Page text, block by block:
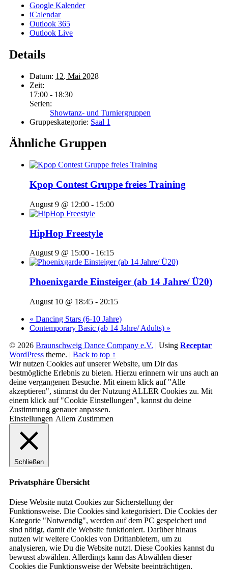
Google Kalender
iCalendar
Outlook 365
Outlook Live
Details
Datum: 12. Mai 2028
Zeit:
17:00 - 18:30
Serien:
Showtanz- und Turniergruppen
Gruppeskategorie: Saal 1
Ähnliche Gruppen
Kpop Contest Gruppe freies Training
August 9 @ 12:00 - 15:00
HipHop Freestyle
August 9 @ 15:00 - 16:15
Phoenixgarde Einsteiger (ab 14 Jahre/ Ü20)
August 10 @ 18:45 - 20:15
« Dancing Stars (6-10 Jahre)
Contemporary Basic (ab 14 Jahre/ Adults) »
© 2026 Braunschweig Dance Company e.V. | Using Receptar
WordPress theme. | Back to top ↑
Wir nutzen Cookies auf unserer Website, um Dir das
bestmögliche Erlebnis zu bieten. Hierzu erinnern wir uns auch an
deine vergangenen Besuche. Mit einem klick auf "Alle
akzeptieren", stimmst du der Nutzung ALLER Cookies zu. Mit
einem klick auf "Cookie Einstellungen", kannst du deine
Zustimmung genauer anpassen.
Einstellungen Allem Zustimmen
Schließen
Privatsphäre Übersicht
Diese Website nutzt Cookies zur Sicherstellung der
Funktionsweise. Die Cookies sind kategorisiert. Die Cookies der
Kategorie "Notwendig", werden auf dem PC gespeichert und
sind nötigt, damit die Website funktioniert. Darüber hinaus
nutzen wir weitere Cookies von Drittanbietern, um zu
analysieren, wie Du die Website nutzt. Diese Cookies kannst du
bewusst abwählen. Allerdings kann das Abwählen dieser
Cookies die Funktionsweise der Website beeinträchtigen.